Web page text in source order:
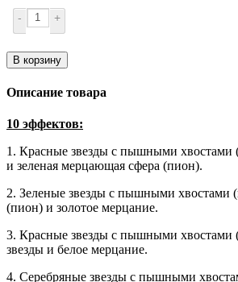
- +
В корзину
Описание товара
10 эффектов:
1. Красные звезды с пышными хвостами
и зеленая мерцающая сфера (пион).
2. Зеленые звезды с пышными хвостами
(пион) и золотое мерцание.
3. Красные звезды с пышными хвостами
звезды и белое мерцание.
4. Серебряные звезды с пышными